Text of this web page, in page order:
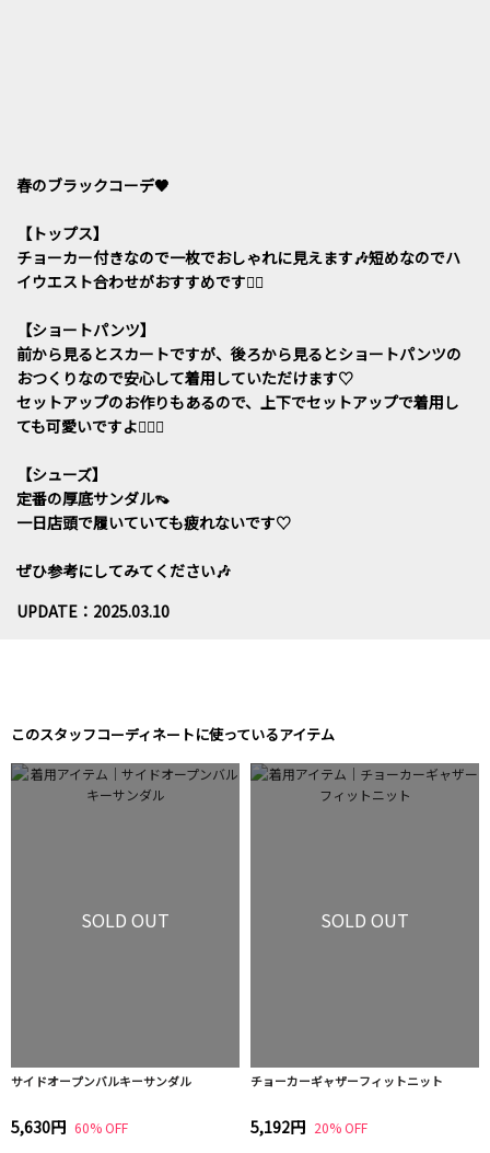
春のブラックコーデ🖤
【トップス】
チョーカー付きなので一枚でおしゃれに見えます🎶短めなのでハ
イウエスト合わせがおすすめです👯‍♀️
【ショートパンツ】
前から見るとスカートですが、後ろから見るとショートパンツの
おつくりなので安心して着用していただけます♡
セットアップのお作りもあるので、上下でセットアップで着用し
ても可愛いですよ💁🏽‍♀️
【シューズ】
定番の厚底サンダル👡
一日店頭で履いていても疲れないです♡
ぜひ参考にしてみてください🎶
UPDATE：2025.03.10
このスタッフコーディネートに使っているアイテム
SOLD OUT
サイドオープンバルキーサンダル
5,630円 60% OFF
SOLD OUT
チョーカーギャザーフィットニット
5,192円 20% OFF